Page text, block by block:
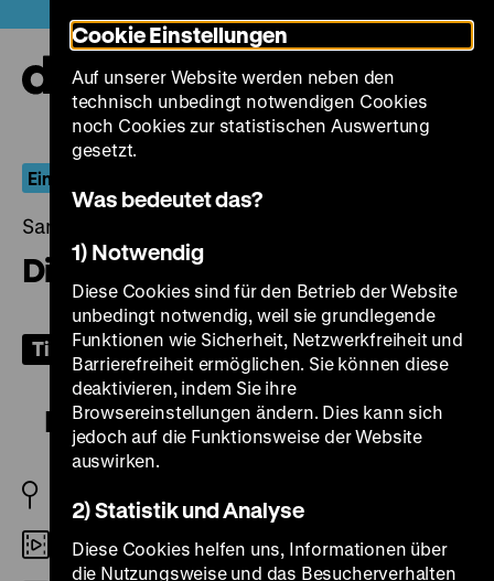
zum
Seiteninhalt
springen
Ein Anfang vom Ende der DDR
Samstag, 07. Oktober 2023, 20.00 Uhr
Die Flucht
Tickets
Die Flucht
DDR 1977
35mm
Cookie Einstellungen
Auf unserer Website werden neben den
technisch unbedingt notwendigen Cookies
noch Cookies zur statistischen Auswertung
gesetzt.
Was bedeutet das?
1) Notwendig
Diese Cookies sind für den Betrieb der Website
unbedingt notwendig, weil sie grundlegende
Funktionen wie Sicherheit, Netzwerkfreiheit und
Barrierefreiheit ermöglichen. Sie können diese
deaktivieren, indem Sie ihre
Browsereinstellungen ändern. Dies kann sich
jedoch auf die Funktionsweise der Website
auswirken.
2) Statistik und Analyse
Diese Cookies helfen uns, Informationen über
die Nutzungsweise und das Besucherverhalten